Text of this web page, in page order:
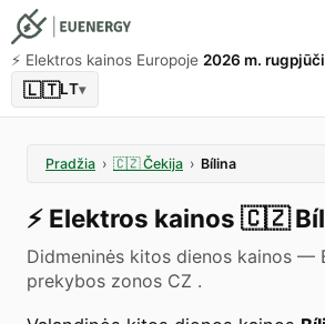
⚡️ Elektros kainos Europoje 2026 m.
🇱🇹LT▾
Pradžia › 🇨🇿 Čekija › Bílina
⚡️ Elektros kainos 🇨🇿
Didmeninės kitos dienos kainos —
prekybos zonos CZ .